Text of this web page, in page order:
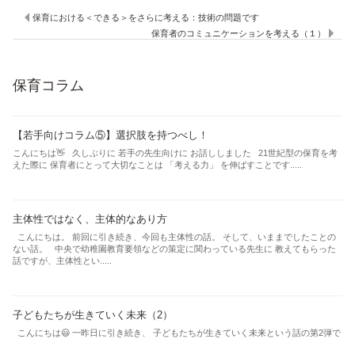
保育における＜できる＞をさらに考える：技術の問題です
保育者のコミュニケーションを考える（１）
保育コラム
【若手向けコラム⑤】選択肢を持つべし！
こんにちは👋 久しぶりに 若手の先生向けに お話ししました 21世紀型の保育を考
えた際に 保育者にとって大切なことは 「考える力」 を伸ばすことです.....
主体性ではなく、主体的なあり方
こんにちは。 前回に引き続き、今回も主体性の話。 そして、いままでしたことの
ない話。 中央で幼稚園教育要領などの策定に関わっている先生に 教えてもらった
話ですが、主体性とい.....
子どもたちが生きていく未来（2）
こんにちは😃 一昨日に引き続き、 子どもたちが生きていく未来という話の第2弾で